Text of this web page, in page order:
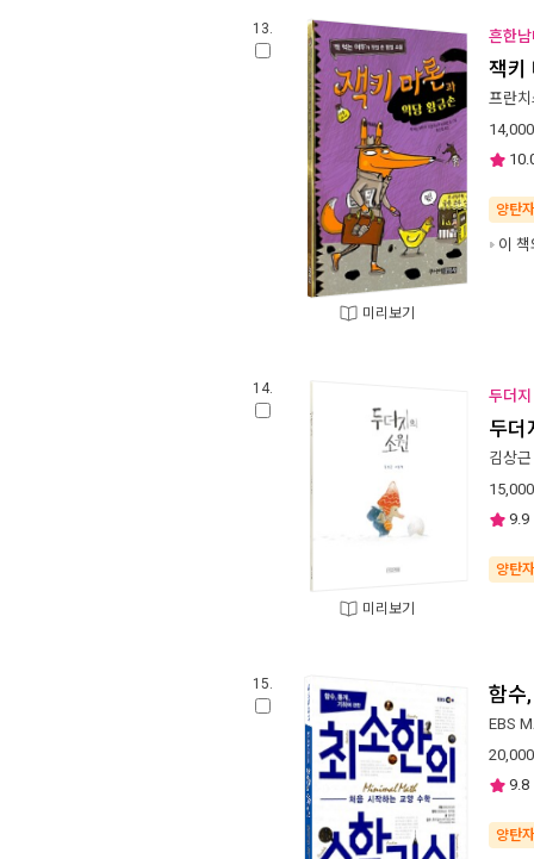
13.
미리보기
흔한
잭키
프란
14,000
양탄
이
14.
미리보기
두더
두더
김상근
15,000
9.9
양탄
15. 함수
EBS
20,000
9.8
양탄